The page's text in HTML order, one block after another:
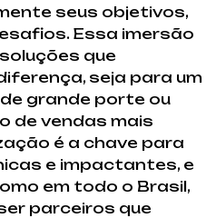
seus objetivos,
Essa imersão
que
seja para um
grande porte ou
de vendas mais
é a chave para
e impactantes, e
em todo o Brasil,
parceiros que